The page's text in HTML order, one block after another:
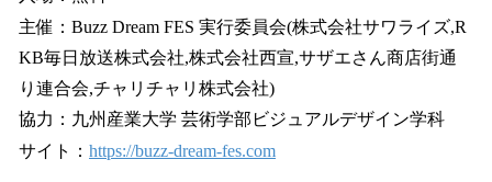
主催：Buzz Dream FES 実行委員会(株式会社サワライズ,R
KB毎日放送株式会社,株式会社西宣,サザエさん商店街通
り連合会,チャリチャリ株式会社)
協力：九州産業大学 芸術学部ビジュアルデザイン学科
サイト： https://buzz-dream-fes.com